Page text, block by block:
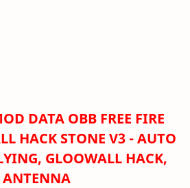
DATA OBB FREE FIRE
HACK STONE V3 - AUTO
GLOOWALL HACK,
ANTENNA